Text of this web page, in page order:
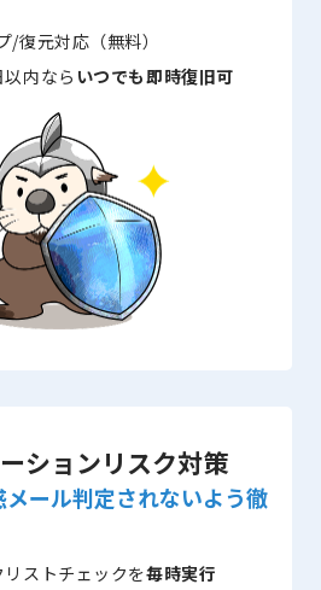
/復元対応（無料）
内なら いつでも即時復旧可
ションリスク対策
ール判定されないよう徹
ストチェックを毎時実行